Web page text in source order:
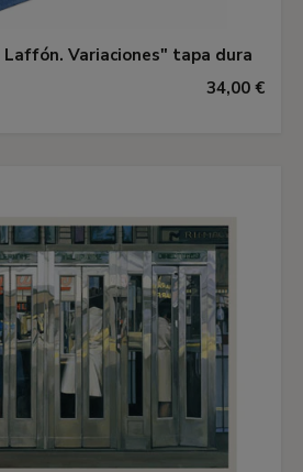
Variaciones" tapa dura
34,00 €